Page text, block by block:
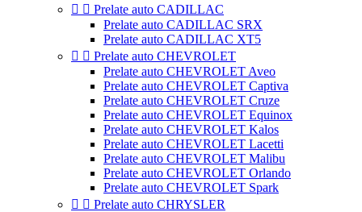
  Prelate auto CADILLAC
Prelate auto CADILLAC SRX
Prelate auto CADILLAC XT5
  Prelate auto CHEVROLET
Prelate auto CHEVROLET Aveo
Prelate auto CHEVROLET Captiva
Prelate auto CHEVROLET Cruze
Prelate auto CHEVROLET Equinox
Prelate auto CHEVROLET Kalos
Prelate auto CHEVROLET Lacetti
Prelate auto CHEVROLET Malibu
Prelate auto CHEVROLET Orlando
Prelate auto CHEVROLET Spark
  Prelate auto CHRYSLER